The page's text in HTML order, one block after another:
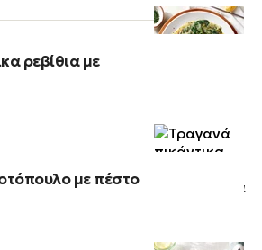
ρεβίθια με
με πέστο